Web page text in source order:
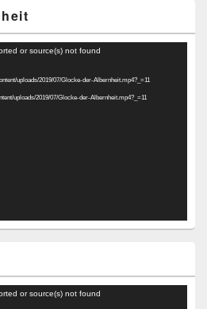
or source(s) not found
uploads/2019/07/Glocke-der-Albernheit.mp4?_=11
uploads/2019/07/Glocke-der-Albernheit.mp4?_=11
or source(s) not found